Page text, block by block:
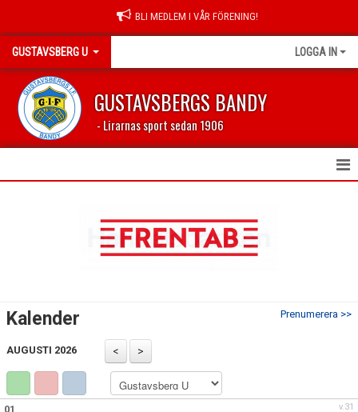
BLI MEDLEM I VÅR FÖRENING!
GUSTAVSBERG U LOGGA IN
GUSTAVSBERGS BANDY
- Lirarnas sport sedan 1906
Prenumerera >>
Kalender
AUGUSTI 2026
v.31
01